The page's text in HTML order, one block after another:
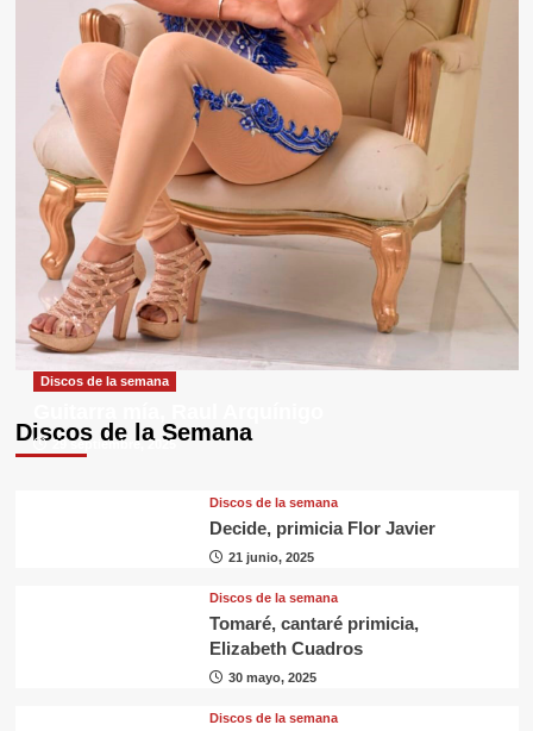
Discos de la Semana
Discos de la semana
29 septiembre, 2025
Discos de la semana
Decide, primicia Flor Javier
21 junio, 2025
Discos de la semana
Tomaré, cantaré primicia,
Elizabeth Cuadros
30 mayo, 2025
Discos de la semana